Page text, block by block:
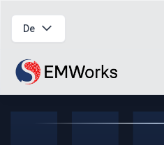
De